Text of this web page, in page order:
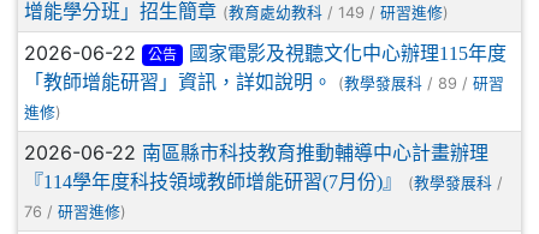
增能學分班」招生簡章 (教育處幼教科 / 149 / 研習進修)
2026-06-22 公告
國家電影及視聽文化中心辦理115年度
「教師增能研習」資訊，詳如說明。
(教學發展科 / 89 / 研習
進修)
2026-06-22 南區縣市科技教育推動輔導中心計畫辦理
『114學年度科技領域教師增能研習(7月份)』
(教學發展科 /
76 / 研習進修)